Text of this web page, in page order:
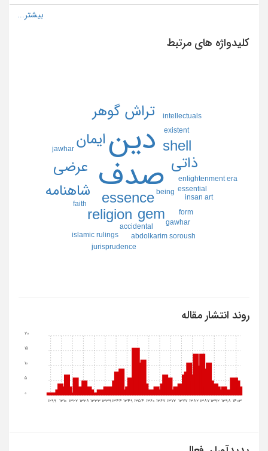
کلیدواژه های مرتبط
صدف
دين
essence
gem
religion
shell ايمان
تراش گوهر
ذاتي
شاهنامه
عرضي
abdolkarim soroush
accidental
being
enlightenment era
essential
existent
faith
form
gawhar
insan art
intellectuals
islamic rulings
jawhar
jurisprudence
روند انتشار مقاله
1299 1310 1322 1328 1333133913441349 1354 1360 1367 1372 1377 1382 1387 1392 1398 1403
10
15
20